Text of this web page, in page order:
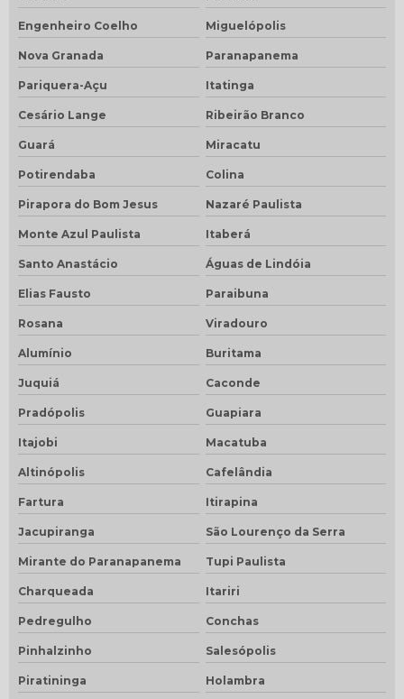
Engenheiro Coelho Miguelópolis
Nova Granada Paranapanema
Pariquera-Açu Itatinga
Cesário Lange Ribeirão Branco
Guará Miracatu
Potirendaba Colina
Pirapora do Bom Jesus Nazaré Paulista
Monte Azul Paulista Itaberá
Santo Anastácio Águas de Lindóia
Elias Fausto Paraibuna
Rosana Viradouro
Alumínio Buritama
Juquiá Caconde
Pradópolis Guapiara
Itajobi Macatuba
Altinópolis Cafelândia
Fartura Itirapina
Jacupiranga São Lourenço da Serra
Mirante do Paranapanema Tupi Paulista
Charqueada Itariri
Pedregulho Conchas
Pinhalzinho Salesópolis
Piratininga Holambra